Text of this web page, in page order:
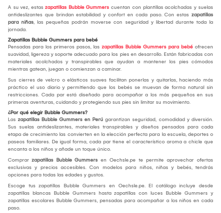
A su vez, estas zapatillas Bubble Gummers cuentan con plantillas acolchadas y suelas
antideslizantes que brindan estabilidad y confort en cada paso. Con estas zapatillas
para niñas, las pequeñas podrán moverse con seguridad y libertad durante toda la
jornada.
Zapatillas Bubble Gummers para bebé
Pensadas para los primeros pasos, las zapatillas Bubble Gummers para bebé ofrecen
suavidad, ligereza y soporte adecuado para los pies en desarrollo. Están fabricadas con
materiales acolchados y transpirables que ayudan a mantener los pies cómodos
mientras gatean, juegan o comienzan a caminar.
Sus cierres de velcro o elásticos suaves facilitan ponerlas y quitarlas, haciendo más
práctico el uso diario y permitiendo que los bebés se muevan de forma natural sin
restricciones. Cada par está diseñado para acompañar a los más pequeños en sus
primeras aventuras, cuidando y protegiendo sus pies sin limitar su movimiento.
¿Por qué elegir Bubble Gummers?
Las zapatillas Bubble Gummers en Perú garantizan seguridad, comodidad y diversión.
Sus suelas antideslizantes, materiales transpirables y diseños pensados para cada
etapa de crecimiento las convierten en la elección perfecta para la escuela, deportes o
paseos familiares. De igual forma, cada par tiene el característico aroma a chicle que
encanta a los niños y añade un toque único.
Comprar zapatillas Bubble Gummers en Oechsle.pe te permite aprovechar ofertas
exclusivas y precios accesibles. Con modelos para niños, niñas y bebés, tendrás
opciones para todas las edades y gustos.
Escoge tus zapatillas Bubble Gummers en Oechsle.pe. El catálogo incluye desde
zapatillas blancas Bubble Gummers hasta zapatillas con luces Bubble Gummers y
zapatillas escolares Bubble Gummers, pensadas para acompañar a los niños en cada
paso.